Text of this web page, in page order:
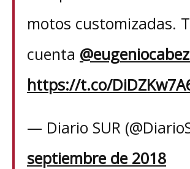
motos customizadas.
cuenta
https://t.co/
— Diario SUR
septiembre de 2018
HOME
ABOUT
GALLERY